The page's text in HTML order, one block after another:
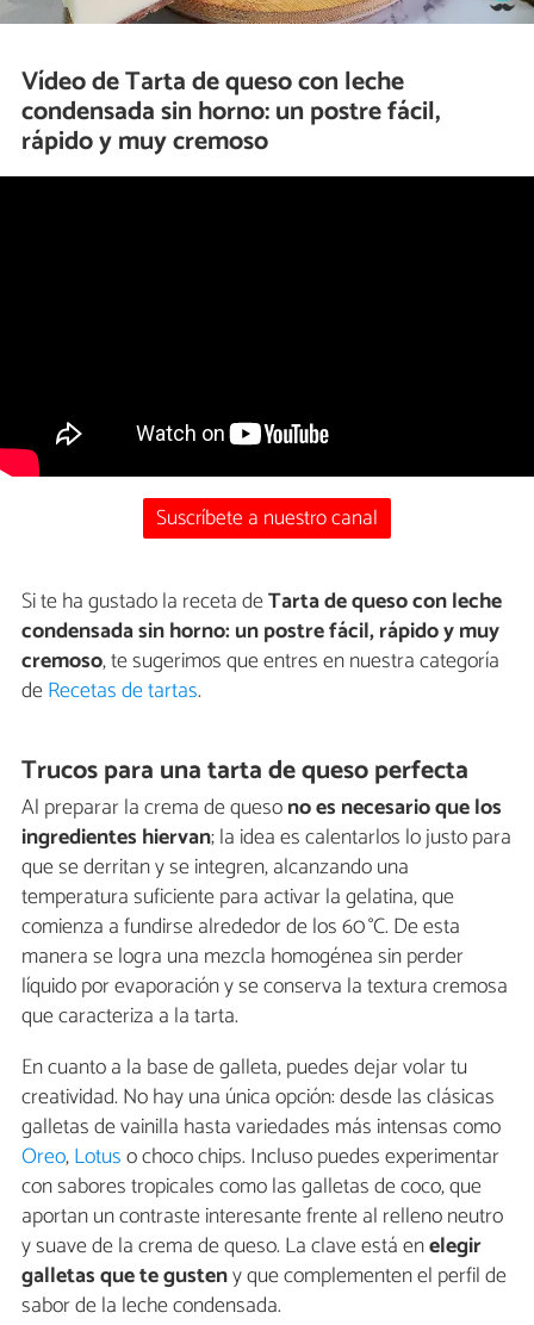
Vídeo de Tarta de queso con leche
condensada sin horno: un postre fácil,
rápido y muy cremoso
Suscríbete a nuestro canal
Si te ha gustado la receta deTarta de queso con leche
condensada sin horno: un postre fácil, rápido y muy
cremoso, te sugerimos que entres en nuestra categoría
deRecetas de tartas.
Trucos para una tarta de queso perfecta
Al preparar la crema de quesono es necesario que los
ingredientes hiervan; la idea es calentarlos lo justo para
que se derritan y se integren, alcanzando una
temperatura suficiente para activar la gelatina, que
comienza a fundirse alrededor de los 60 °C. De esta
manera se logra una mezcla homogénea sin perder
líquido por evaporación y se conserva la textura cremosa
que caracteriza a la tarta.
En cuanto a la base de galleta, puedes dejar volar tu
creatividad. No hay una única opción: desde las clásicas
galletas de vainilla hasta variedades más intensas como
Oreo,Lotuso choco chips. Incluso puedes experimentar
con sabores tropicales como las galletas de coco, que
aportan un contraste interesante frente al relleno neutro
y suave de la crema de queso. La clave está enelegir
galletas que te gusteny que complementen el perfil de
sabor de la leche condensada.